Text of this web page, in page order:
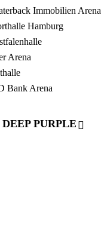
Immobilien Arena
Hamburg
Arena
Bank Arena
PURPLE